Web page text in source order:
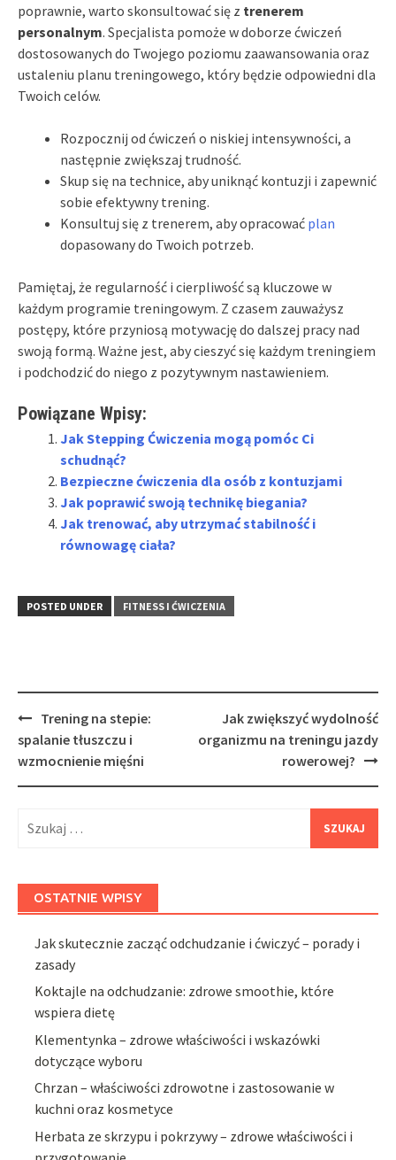
poprawnie, warto skonsultować się z trenerem
personalnym. Specjalista pomoże w doborze ćwiczeń
dostosowanych do Twojego poziomu zaawansowania oraz
ustaleniu planu treningowego, który będzie odpowiedni dla
Twoich celów.
Rozpocznij od ćwiczeń o niskiej intensywności, a
następnie zwiększaj trudność.
Skup się na technice, aby uniknąć kontuzji i zapewnić
sobie efektywny trening.
Konsultuj się z trenerem, aby opracować plan
dopasowany do Twoich potrzeb.
Pamiętaj, że regularność i cierpliwość są kluczowe w
każdym programie treningowym. Z czasem zauważysz
postępy, które przyniosą motywację do dalszej pracy nad
swoją formą. Ważne jest, aby cieszyć się każdym treningiem
i podchodzić do niego z pozytywnym nastawieniem.
Powiązane Wpisy:
Jak Stepping Ćwiczenia mogą pomóc Ci
schudnąć?
Bezpieczne ćwiczenia dla osób z kontuzjami
Jak poprawić swoją technikę biegania?
Jak trenować, aby utrzymać stabilność i
równowagę ciała?
POSTED UNDER FITNESS I ĆWICZENIA
Post
navigation
Trening na stepie:
spalanie tłuszczu i
wzmocnienie mięśni
Jak zwiększyć wydolność
organizmu na treningu jazdy
rowerowej?
OSTATNIE WPISY
Jak skutecznie zacząć odchudzanie i ćwiczyć – porady i
zasady
Koktajle na odchudzanie: zdrowe smoothie, które
wspiera dietę
Klementynka – zdrowe właściwości i wskazówki
dotyczące wyboru
Chrzan – właściwości zdrowotne i zastosowanie w
kuchni oraz kosmetyce
Herbata ze skrzypu i pokrzywy – zdrowe właściwości i